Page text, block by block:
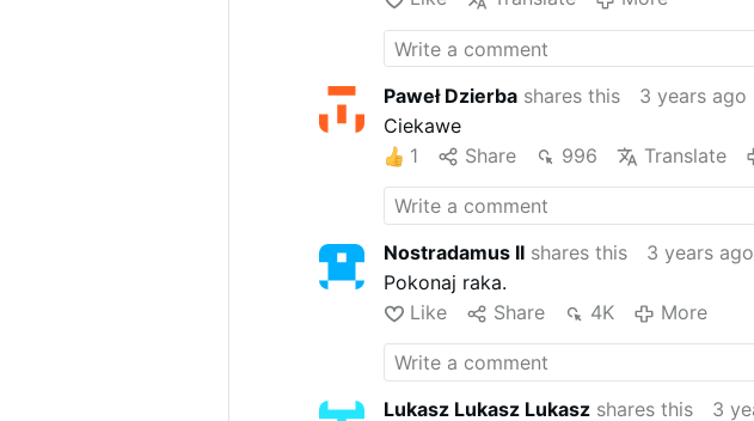
Paweł Dzierba shares this
3 years ago
Ciekawe
1
Share 996 Translate
Nostradamus II shares this
3 years ago
Pokonaj raka.
Like
Share 4K More
Lukasz Lukasz Lukasz shares this
3